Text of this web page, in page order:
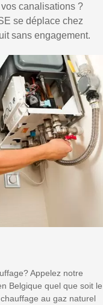
canalisations ?
se déplace chez
sans engagement.
Appelez notre
Belgique quel que soit le
au gaz naturel